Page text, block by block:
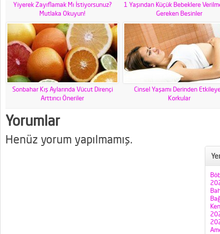
Yiyerek Zayıflamak Mı İstiyorsunuz?
Mutlaka Okuyun!
1 Yaşından Küçük Bebeklere
Gereken Besinler
Sonbahar Kış Aylarında Vücut Dirençi
Arttırıcı Öneriler
Cinsel Yaşamı Derinden
Korkular
Yorumlar
Henüz yorum yapılmamış.